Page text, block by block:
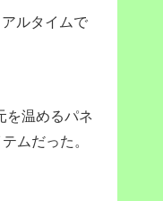
ルタイムで
を温めるパネ
ムだった。